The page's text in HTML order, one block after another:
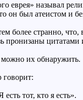
еврея» называл
он был атеистом и
более странно,
пронизаны
их обнаружить.
говорит:
тот, кто я есть».